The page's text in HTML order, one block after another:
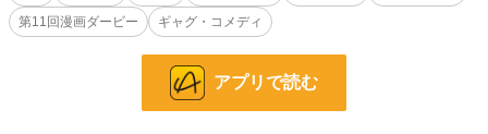
圧倒的な力で殺し屋を蹂躙した彼女は、あろうことかリッドの姿を見るなり狂喜
「やっと会えました！ この身のすべてをリッド様に捧げます！」
敵か、味方か、それとも――ただの「やべェ女」!?
第11回漫画ダービー
ギャグ・コメディ
アプリで読む